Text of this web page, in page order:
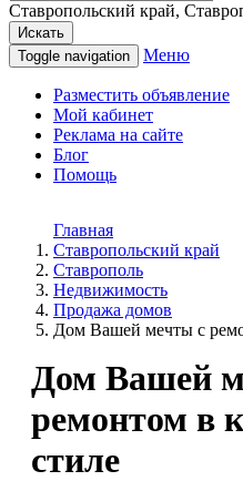
Ставропольский край,
Искать
Toggle navigation
Меню
Разместить объявление
Мой кабинет
Реклама на сайте
Блог
Помощь
Главная
Ставропольский край
Ставрополь
Недвижимость
Продажа домов
Дом Вашей мечты с
Дом Вашей
ремонтом в
стиле